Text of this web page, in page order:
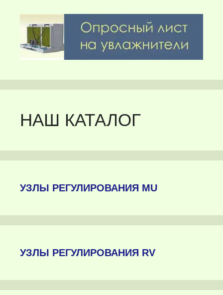
НАШ КАТАЛОГ
УЗЛЫ РЕГУЛИРОВАНИЯ MU
УЗЛЫ РЕГУЛИРОВАНИЯ RV